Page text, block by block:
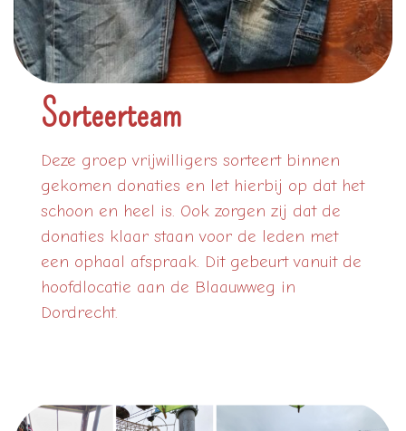
Sorteerteam
Deze groep vrijwilligers sorteert binnen
gekomen donaties en let hierbij op dat het
schoon en heel is. Ook zorgen zij dat de
donaties klaar staan voor de leden met
een ophaal afspraak. Dit gebeurt vanuit de
hoofdlocatie aan de Blaauwweg in
Dordrecht.